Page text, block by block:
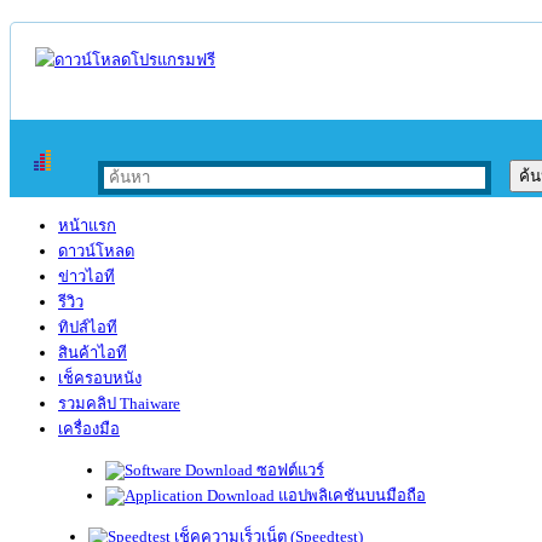
หน้าแรก
ดาวน์โหลด
ข่าวไอที
รีวิว
ทิปส์ไอที
สินค้าไอที
เช็ครอบหนัง
รวมคลิป Thaiware
เครื่องมือ
ซอฟต์แวร์
แอปพลิเคชันบนมือถือ
เช็คความเร็วเน็ต (Speedtest)